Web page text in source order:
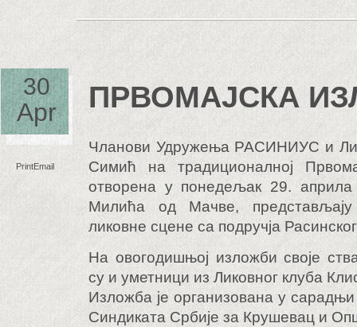
30
Apr
PrintEmail
ПРВОМАЈСКА
Чланови Удружења РАСИНИУС и
Симић на традиционалној
отворена у понедељак 29.
Милића од Мачве,
ликовне сцене са подручја
На овогодишњој изложби своје
су и уметници из Ликовног клуба
Изложба је организована у
Синдиката Србије за Крушевац и